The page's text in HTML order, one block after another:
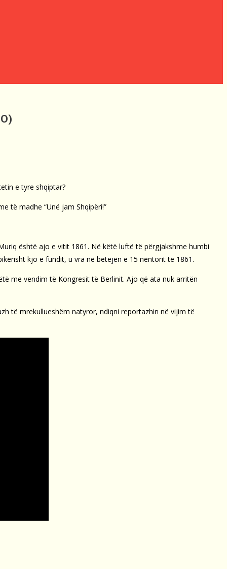
e tyre shqiptar?
të madhe “Unë jam Shqipëri!”
është ajo e vitit 1861. Në këtë luftë të përgjakshme humbi
kjo e fundit, u vra në betejën e 15 nëntorit të 1861.
me vendim të Kongresit të Berlinit. Ajo që ata nuk arritën
të mrekullueshëm natyror, ndiqni reportazhin në vijim të